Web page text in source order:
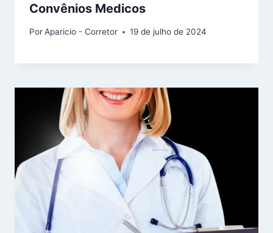
Convênios Medicos
PorAparicio - Corretor 19 de julho de 2024